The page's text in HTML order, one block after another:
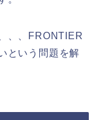
、、FRONTIER
という問題を解